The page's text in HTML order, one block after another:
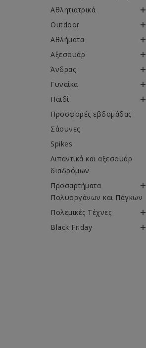
Αθλητιατρικά 
Outdoor 
Αθλήματα 
Αξεσουάρ 
Άνδρας 
Γυναίκα 
Παιδί 
Προσφορές εβδομάδας
Σάουνες
Spikes
Λιπαντικά και αξεσουάρ
διαδρόμων
Προσαρτήματα
Πολυοργάνων και Πάγκων

Πολεμικές Τέχνες 
Black Friday 